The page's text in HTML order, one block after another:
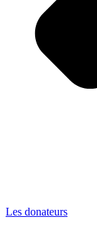
Les donateurs